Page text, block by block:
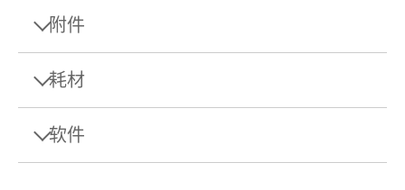
最小称量值（符合USP，
允差为0.1%，典型）
校正
单页样本
Download this datasheet to learn more about the
specifications and accessories of MR Analytical
Balances.
附件
Barcode Scanner 1D Gryphon GD4220
耗材
手动样品加样
软件